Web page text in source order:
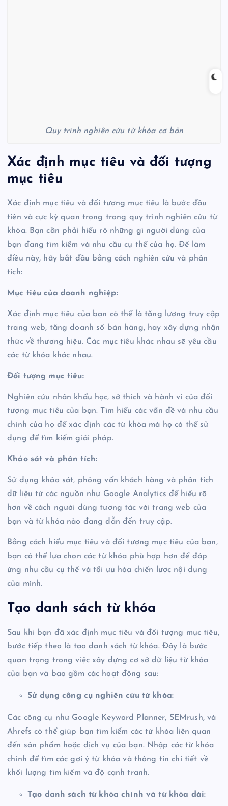
Quy trình nghiên cứu từ khóa cơ bản
Xác định mục tiêu và đối tượng
mục tiêu
Xác định mục tiêu và đối tượng mục tiêu là bước đầu
tiên và cực kỳ quan trọng trong quy trình nghiên cứu từ
khóa. Bạn cần phải hiểu rõ những gì người dùng của
bạn đang tìm kiếm và nhu cầu cụ thể của họ. Để làm
điều này, hãy bắt đầu bằng cách nghiên cứu và phân
tích:
Mục tiêu của doanh nghiệp:
Xác định mục tiêu của bạn có thể là tăng lượng truy cập
trang web, tăng doanh số bán hàng, hay xây dựng nhận
thức về thương hiệu. Các mục tiêu khác nhau sẽ yêu cầu
các từ khóa khác nhau.
Đối tượng mục tiêu:
Nghiên cứu nhân khẩu học, sở thích và hành vi của đối
tượng mục tiêu của bạn. Tìm hiểu các vấn đề và nhu cầu
chính của họ để xác định các từ khóa mà họ có thể sử
dụng để tìm kiếm giải pháp.
Khảo sát và phân tích:
Sử dụng khảo sát, phỏng vấn khách hàng và phân tích
dữ liệu từ các nguồn như Google Analytics để hiểu rõ
hơn về cách người dùng tương tác với trang web của
bạn và từ khóa nào đang dẫn đến truy cập.
Bằng cách hiểu mục tiêu và đối tượng mục tiêu của bạn,
bạn có thể lựa chọn các từ khóa phù hợp hơn để đáp
ứng nhu cầu cụ thể và tối ưu hóa chiến lược nội dung
của mình.
Tạo danh sách từ khóa
Sau khi bạn đã xác định mục tiêu và đối tượng mục tiêu,
bước tiếp theo là tạo danh sách từ khóa. Đây là bước
quan trọng trong việc xây dựng cơ sở dữ liệu từ khóa
của bạn và bao gồm các hoạt động sau:
Sử dụng công cụ nghiên cứu từ khóa:
Các công cụ như Google Keyword Planner, SEMrush, và
Ahrefs có thể giúp bạn tìm kiếm các từ khóa liên quan
đến sản phẩm hoặc dịch vụ của bạn. Nhập các từ khóa
chính để tìm các gợi ý từ khóa và thông tin chi tiết về
khối lượng tìm kiếm và độ cạnh tranh.
Tạo danh sách từ khóa chính và từ khóa dài: